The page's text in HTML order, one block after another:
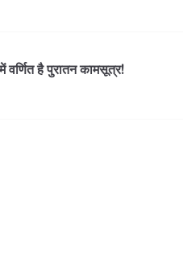
है पुरातन कामसू‍त्र!